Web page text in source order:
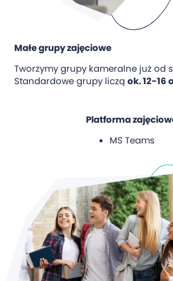
Małe grupy zajęciowe
Tworzymy grupy kameralne już od
Standardowe grupy liczą ok. 12-16
Platforma
MS Teams